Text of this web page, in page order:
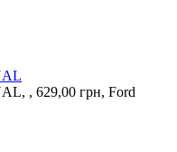
, 629,00 грн, Ford